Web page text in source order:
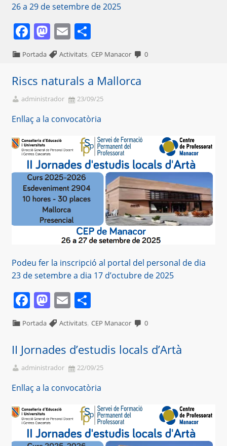
26 a 29 de setembre de 2025
Facebook
Mastodon
Email
Portada Activitats,CEP Manacor 0
Riscs naturals a Mallorca
administrador 23/09/25
Enllaç a la convocatòria
Podeu fer la inscripció al portal del personal de dia
23 de setembre a dia 17 d’octubre de 2025
Facebook
Mastodon
Email
Portada Activitats,CEP Manacor 0
II Jornades d’estudis locals d’Artà
administrador 22/09/25
Enllaç a la convocatòria